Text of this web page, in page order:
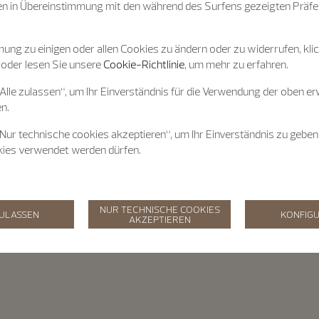
in Übereinstimmung mit den während des Surfens gezeigten
zu einigen oder allen Cookies zu ändern oder zu widerrufen,
lesen Sie unsere Cookie-Richtlinie, um mehr zu erfahren.
zulassen“, um Ihr Einverständnis für die Verwendung der oben
technische cookies akzeptieren“, um Ihr Einverständnis zu
verwendet werden dürfen.
NUR TECHNISCHE COOKIES
AKZEPTIEREN